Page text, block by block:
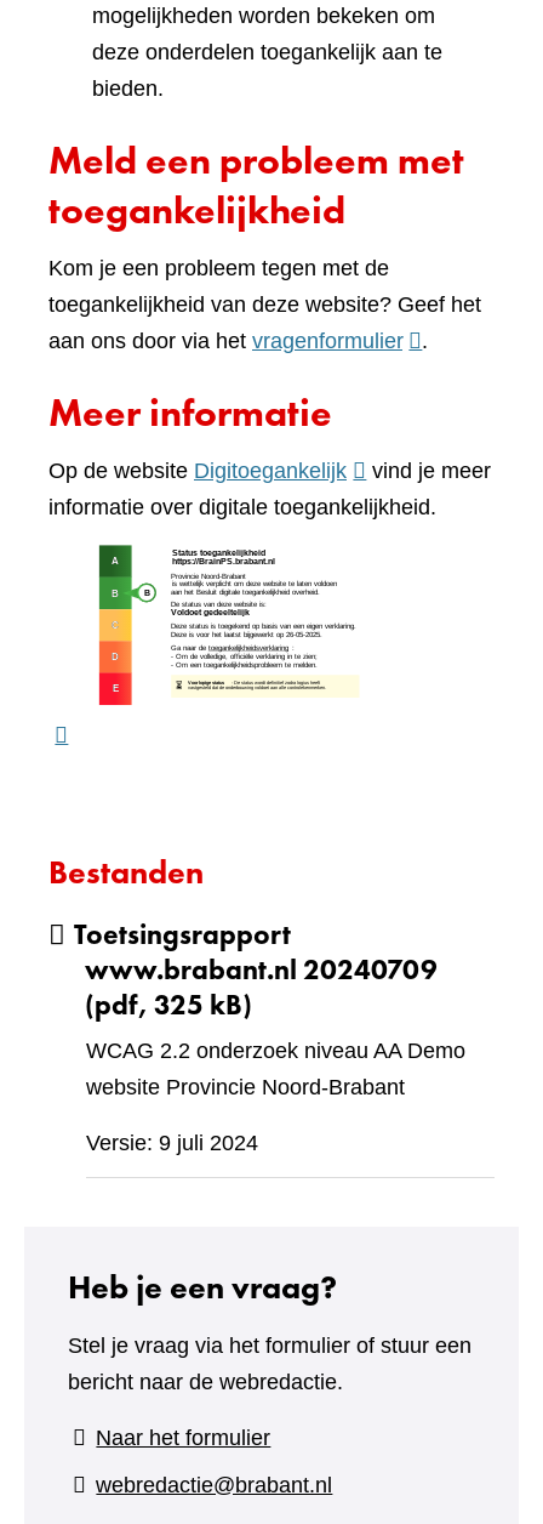
mogelijkheden worden bekeken om
deze onderdelen toegankelijk aan te
bieden.
Meld een probleem met
toegankelijkheid
Kom je een probleem tegen met de
toegankelijkheid van deze website? Geef het
aan ons door via het vragenformulier(verwijst
website)
.
Meer informatie
Op de website Digitoegankelijk(verwijst
naar
vind je meer
informatie over digitale toegankelijkheid.
Bestanden
Toetsingsrapport
www.brabant.nl 20240709
(pdf, 325 kB)
WCAG 2.2 onderzoek niveau AA Demo
website Provincie Noord-Brabant
Versie: 9 juli 2024
Heb je een vraag?
Stel je vraag via het formulier of stuur een
bericht naar de webredactie.
Naar het formulier(verwijst
naar
webredactie@brabant.nl